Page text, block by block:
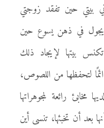
بيتي حين تفقد زوجتي
يجول في ذهن يسوع حين
بيتها لإيجاد ذلك
لتحفظها من اللصوص،
مخابئ رائعة لمجوهراتها
بعد أن تخبئها، تنسى أين